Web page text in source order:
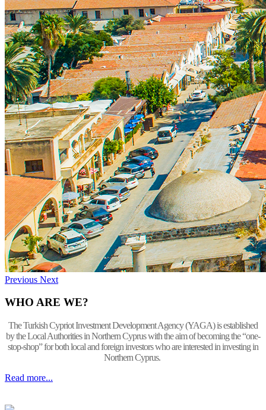
Previous Next
WHO ARE WE?
The Turkish Cypriot Investment Development Agency (YAGA) is established
by the Local Authorities in Northern Cyprus with the aim of becoming the “one-
stop-shop” for both local and foreign investors who are interested in investing in
Northern Cyprus.
Read more...